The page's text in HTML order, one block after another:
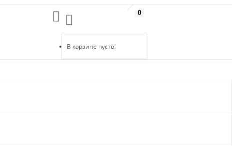
0
В корзине пусто!